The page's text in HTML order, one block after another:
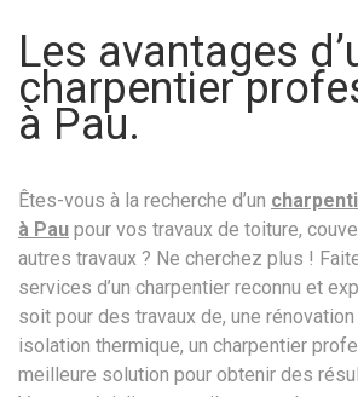
Les avantages
charpentier
à Pau.
Êtes-vous à la recherche d’un
à Pau pour vos travaux de toiture,
autres travaux ? Ne cherchez plus !
services d’un charpentier reconnu et
soit pour des travaux de, une
isolation thermique, un charpentier
meilleure solution pour obtenir des